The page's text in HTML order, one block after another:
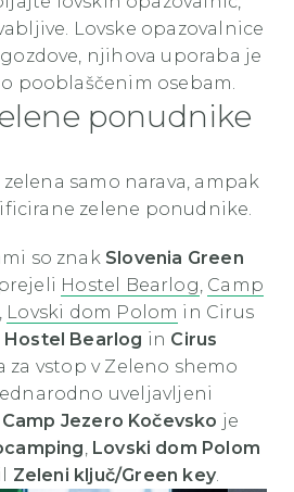
Lovske opazovalnice
njihova uporaba je
pooblaščenim osebam.
ponudnike
samo narava, ampak
zelene ponudnike.
so znak Slovenia Green
prejeli Hostel Bearlog, Camp
, Lovski dom Polom in Cirus
Hostel Bearlog in Cirus
za vstop v Zeleno shemo
uveljavljeni
Camp Jezero Kočevsko je
,Lovski dom Polom
Zeleni ključ/Green key.